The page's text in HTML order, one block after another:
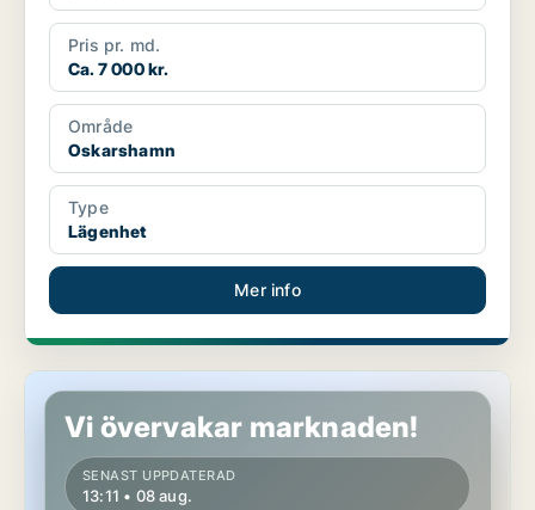
Pris pr. md.
Ca. 7 000 kr.
Område
Oskarshamn
Type
Lägenhet
Mer info
Lägenhet i Oskarshamn
Vi övervakar marknaden!
SENAST UPPDATERAD
13:11 • 08 aug.